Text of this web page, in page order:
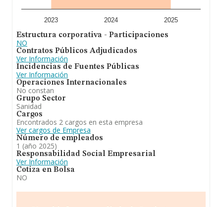
2023 2024 2025
Estructura corporativa - Participaciones
NO
Contratos Públicos Adjudicados
Ver Información
Incidencias de Fuentes Públicas
Ver Información
Operaciones Internacionales
No constan
Grupo Sector
Sanidad
Cargos
Encontrados 2 cargos en esta empresa
Ver cargos de Empresa
Número de empleados
1 (año 2025)
Responsabilidad Social Empresarial
Ver Información
Cotiza en Bolsa
NO